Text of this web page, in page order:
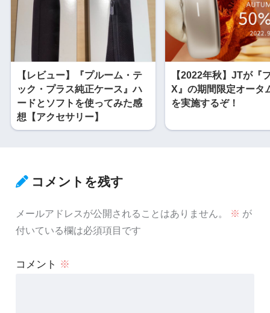
【レビュー】『プルーム・テ
ック・プラス純正ケース』ハ
ードとソフトを使ってみた感
想【アクセサリー】
【2022年秋】JTが『
X』の期間限定オータ
を実施するぞ！
コメントを残す
メールアドレスが公開されることはありません。 ※ が
付いている欄は必須項目です
コメント ※